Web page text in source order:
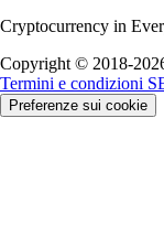
Cryptocurrency in
Copyright © 2018-
Termini e condizioni
Preferenze sui cookie